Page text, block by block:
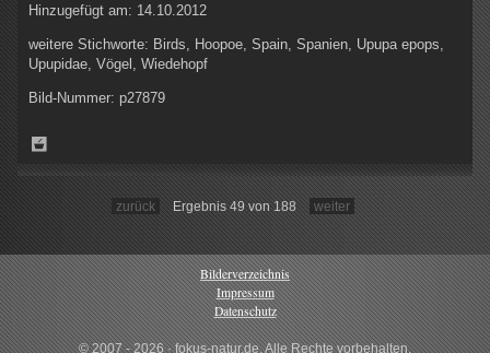
Hinzugefügt am: 14.10.2012
weitere Stichworte: Birds, Hoopoe, Spain, Spanien, Upupa epops,
Upupidae, Vögel, Wiedehopf
Bild-Nummer: p27879
zurück Ergebnis 49 von 188 weiter
Bilderverzeichnis
Impressum
Datenschutz
© 2007 - 2026 · fokus-natur.de, Alle Rechte vorbehalten.